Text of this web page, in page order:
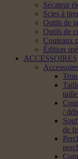
Sécateur
Scies à
Outils de
Outils de
Couteaux
Édition
ACCESSOIRES
/
de